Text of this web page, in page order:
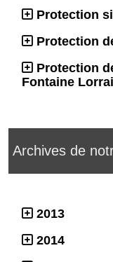
Protection
Protection
Protection
Fontaine
Archives de
2013
2014